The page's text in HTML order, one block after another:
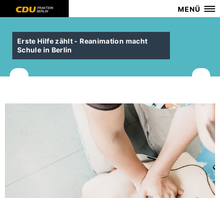
MENÜ
Erste Hilfe zählt - Reanimation macht
Schule in Berlin